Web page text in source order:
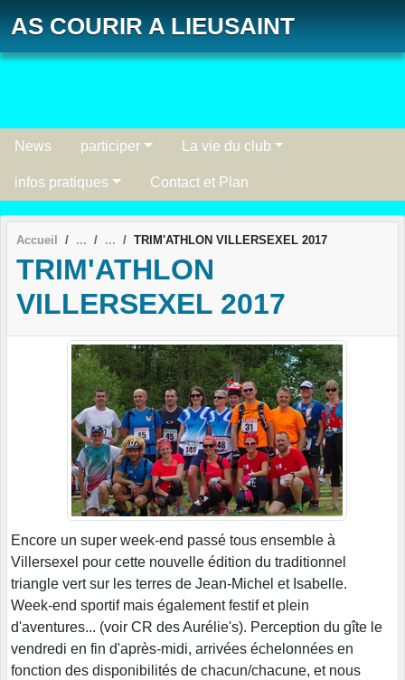
AS COURIR A LIEUSAINT
News participer La vie du club
infos pratiques Contact et Plan
Accueil TRIM'ATHLON VILLERSEXEL 2017
TRIM'ATHLON
VILLERSEXEL 2017
Encore un super week-end passé tous ensemble à
Villersexel pour cette nouvelle édition du traditionnel
triangle vert sur les terres de Jean-Michel et Isabelle.
Week-end sportif mais également festif et plein
d'aventures... (voir CR des Aurélie's). Perception du gîte le
vendredi en fin d'après-midi, arrivées échelonnées en
fonction des disponibilités de chacun/chacune, et nous